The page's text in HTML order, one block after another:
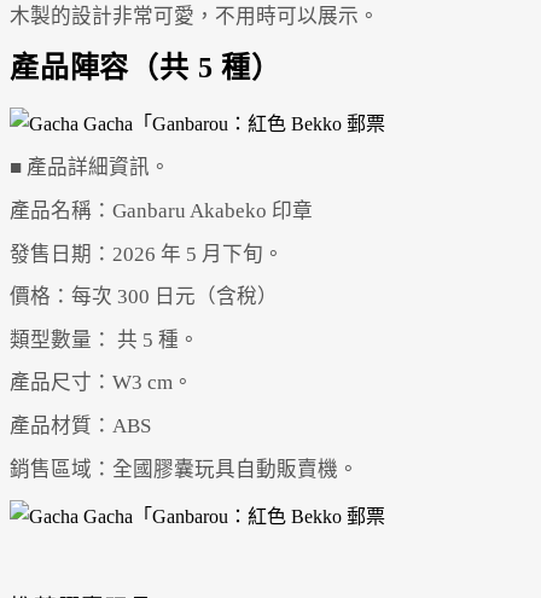
木製的設計非常可愛，不用時可以展示。
產品陣容（共 5 種）
■ 產品詳細資訊。
產品名稱：Ganbaru Akabeko 印章
發售日期：2026 年 5 月下旬。
價格：每次 300 日元（含稅）
類型數量： 共 5 種。
產品尺寸：W3 cm。
產品材質：ABS
銷售區域：全國膠囊玩具自動販賣機。